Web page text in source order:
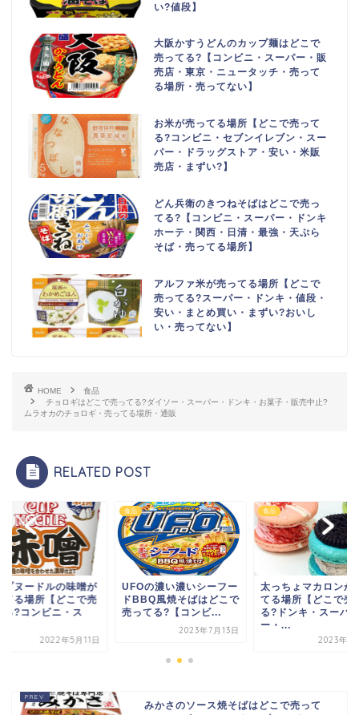
い?値段】
大阪かすうどんのカップ麺はどこで
売ってる?【コンビニ・スーパー・販
売店・東京・ニュータッチ・売って
る場所・売ってない】
お米が売ってる場所【どこで売って
る?コンビニ・セブンイレブン・スー
パー・ドラッグストア・安い・米販
売店・まずい?】
どん兵衛のきつねそばはどこで売っ
てる?【コンビニ・スーパー・ドンキ
ホーテ・関西・日清・最強・天ぷら
そば・売ってる場所】
アルファ米が売ってる場所【どこで
売ってる?スーパー・ドンキ・値段・
安い・まとめ買い・まずい?おいし
い・売ってない】
HOME
食品
チョロギはどこで売ってる?ダイソー・スーパー・ドンキ・お菓子・販売中止?
ムラオカのチョロギ・売ってる場所・通販
RELATED POST
プヌードルの味噌が
てる場所【どこで売
る?コンビニ・ス
2022年5月11日
食品
UFOの濃い濃いシーフー
ドBBQ風焼そばはどこで
売ってる?【コンビ...
2023年7月13日
食品
太っちょマカロンが
てる場所【どこで売
る?ドンキ・スーパ
ー・...
2023年1
みかさのソース焼そばはどこで売って